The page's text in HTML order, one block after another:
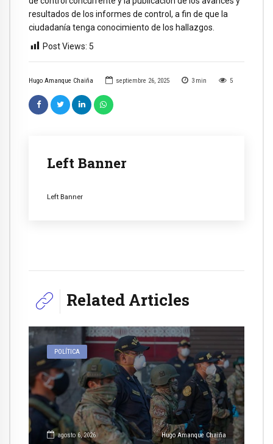
Hugo Amanque Chaiña septiembre 26, 2025 3 min 5
Left Banner
Left Banner
resultados de los informes de control, a fin de que la
ciudadanía tenga conocimiento de los hallazgos.
Post Views: 5
Related Articles
POLÍTICA
agosto 6, 2026 Hugo Amanque Chaiña